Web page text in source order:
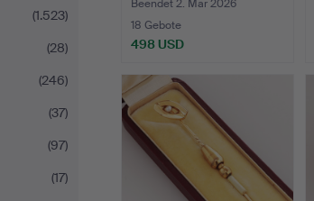
(1.523)
(28)
(246)
(37)
(97)
(17)
Gesamtgewich…
Beendet 2. Mär 2026
18 Gebote
498 USD